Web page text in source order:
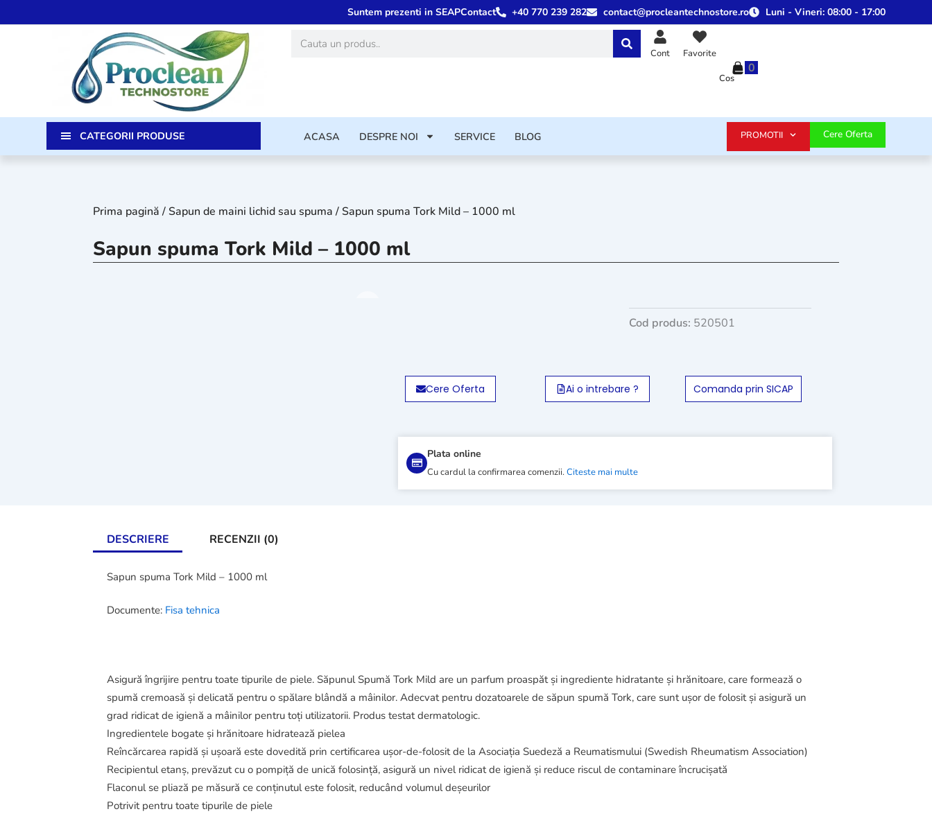
to
+40 770 239 282 contact@procleantechnostore.ro Luni - Vineri:08:00 - 17:00
Suntem prezenti in SEAPContact
Cont Favorite
0
Cos
CATEGORII PRODUSE ACASA DESPRE NOI SERVICE BLOG Cere Oferta
PROMOTII
Prima pagină /Sapun de maini lichid sau spuma / Sapun spuma Tork Mild – 1000 ml
Sapun spuma Tork Mild – 1000 ml
Cod produs: 520501
Cere Oferta Ai o intrebare ? Comanda prin SICAP
Plata online
Cu cardul la confirmarea comenzii.Citeste mai multe
DESCRIERE RECENZII (0)
Sapun spuma Tork Mild – 1000 ml
Documente: Fisa tehnica
Asigură îngrijire pentru toate tipurile de piele. Săpunul Spumă Tork Mild are un parfum proaspăt și ingrediente hidratante și hrănitoare, care formează o
spumă cremoasă și delicată pentru o spălare blândă a mâinilor. Adecvat pentru dozatoarele de săpun spumă Tork, care sunt ușor de folosit și asigură un
grad ridicat de igienă a mâinilor pentru toți utilizatorii. Produs testat dermatologic.
Ingredientele bogate și hrănitoare hidratează pielea
Reîncărcarea rapidă și ușoară este dovedită prin certificarea ușor-de-folosit de la Asociația Suedeză a Reumatismului (Swedish Rheumatism Association)
Recipientul etanș, prevăzut cu o pompiță de unică folosință, asigură un nivel ridicat de igienă și reduce riscul de contaminare încrucișată
Flaconul se pliază pe măsură ce conținutul este folosit, reducând volumul deșeurilor
Potrivit pentru toate tipurile de piele